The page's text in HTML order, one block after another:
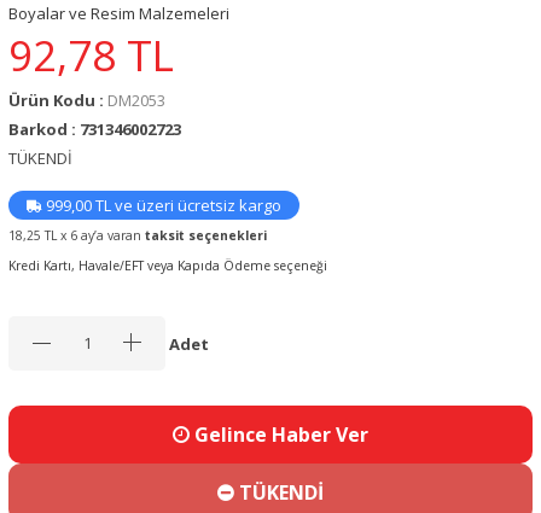
Boyalar ve Resim Malzemeleri
92,78 TL
Ürün Kodu : DM2053
Barkod : 731346002723
TÜKENDİ
999,00 TL ve üzeri ücretsiz kargo
18,25 TL x 6 ay’a varan taksit seçenekleri
Kredi Kartı, Havale/EFT veya Kapıda Ödeme seçeneği
Adet
Gelince Haber Ver
TÜKENDİ